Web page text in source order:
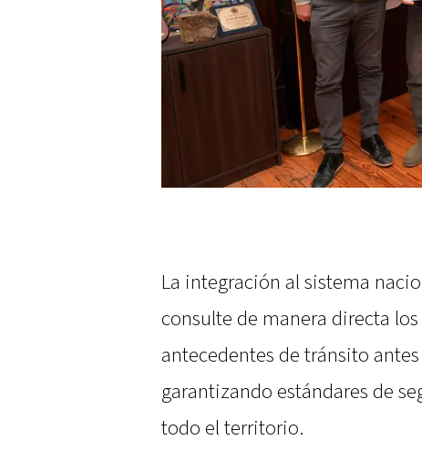
La integración al sistema
consulte de manera directa
antecedentes de tránsito
garantizando estándares de
todo el territorio.